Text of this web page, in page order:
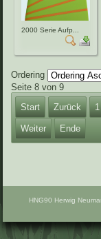
2000 Serie Aufp...
Ordering
Seite 8 von 9
Start
Zurück 1
Weiter Ende
HNG90 Herwig